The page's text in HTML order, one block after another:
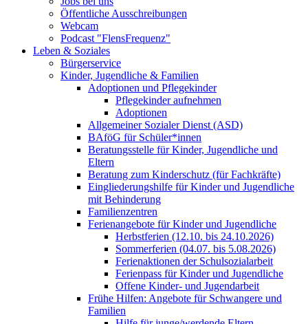
Öffentliche Ausschreibungen
Webcam
Podcast "FlensFrequenz"
Leben & Soziales
Bürgerservice
Kinder, Jugendliche & Familien
Adoptionen und Pflegekinder
Pflegekinder aufnehmen
Adoptionen
Allgemeiner Sozialer Dienst (ASD)
BAföG für Schüler*innen
Beratungsstelle für Kinder, Jugendliche und
Eltern
Beratung zum Kinderschutz (für Fachkräfte)
Eingliederungshilfe für Kinder und Jugendliche
mit Behinderung
Familienzentren
Ferienangebote für Kinder und Jugendliche
Herbstferien (12.10. bis 24.10.2026)
Sommerferien (04.07. bis 5.08.2026)
Ferienaktionen der Schulsozialarbeit
Ferienpass für Kinder und Jugendliche
Offene Kinder- und Jugendarbeit
Frühe Hilfen: Angebote für Schwangere und
Familien